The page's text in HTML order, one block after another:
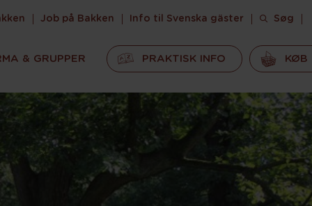
Job på Bakken Info til Svenska gäster Søg
& GRUPPER PRAKTISK INFO KØB